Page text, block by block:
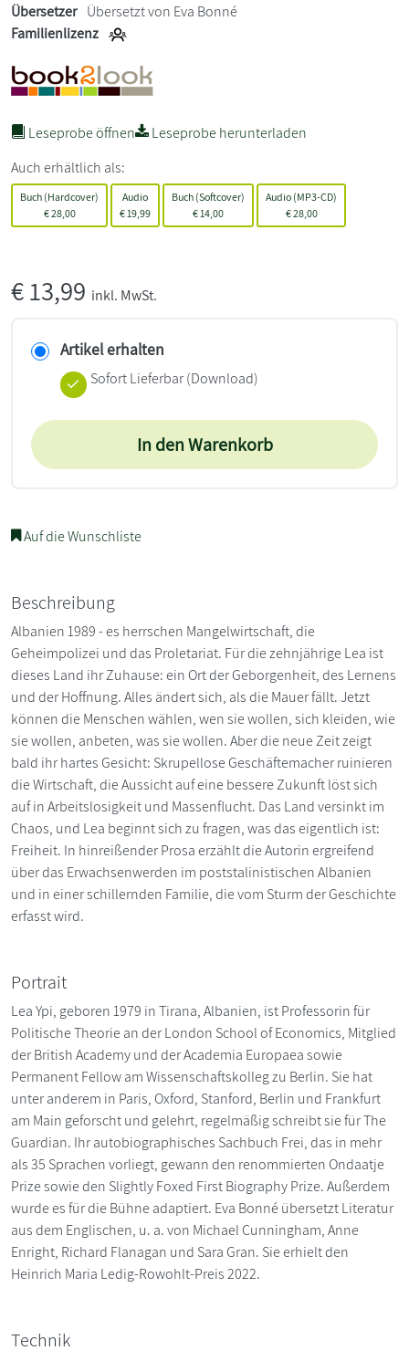
Übersetzer Übersetzt von Eva Bonné
Familienlizenz
Leseprobe öffnen
Leseprobe herunterladen
Auch erhältlich als:
Buch (Hardcover)
€28,00
Audio
€ 19,99
Buch (Softcover)
€ 14,00
Audio (MP3-CD)
€28,00
€13,99 inkl. MwSt.
Artikel erhalten
Sofort Lieferbar (Download)
In den Warenkorb
Auf die Wunschliste
Beschreibung
Albanien 1989 - es herrschen Mangelwirtschaft, die
Geheimpolizei und das Proletariat. Für die zehnjährige Lea ist
dieses Land ihr Zuhause: ein Ort der Geborgenheit, des Lernens
und der Hoffnung. Alles ändert sich, als die Mauer fällt. Jetzt
können die Menschen wählen, wen sie wollen, sich kleiden, wie
sie wollen, anbeten, was sie wollen. Aber die neue Zeit zeigt
bald ihr hartes Gesicht: Skrupellose Geschäftemacher ruinieren
die Wirtschaft, die Aussicht auf eine bessere Zukunft löst sich
auf in Arbeitslosigkeit und Massenflucht. Das Land versinkt im
Chaos, und Lea beginnt sich zu fragen, was das eigentlich ist:
Freiheit. In hinreißender Prosa erzählt die Autorin ergreifend
über das Erwachsenwerden im poststalinistischen Albanien
und in einer schillernden Familie, die vom Sturm der Geschichte
erfasst wird.
Portrait
Lea Ypi, geboren 1979 in Tirana, Albanien, ist Professorin für
Politische Theorie an der London School of Economics, Mitglied
der British Academy und der Academia Europaea sowie
Permanent Fellow am Wissenschaftskolleg zu Berlin. Sie hat
unter anderem in Paris, Oxford, Stanford, Berlin und Frankfurt
am Main geforscht und gelehrt, regelmäßig schreibt sie für The
Guardian. Ihr autobiographisches Sachbuch Frei, das in mehr
als 35 Sprachen vorliegt, gewann den renommierten Ondaatje
Prize sowie den Slightly Foxed First Biography Prize. Außerdem
wurde es für die Bühne adaptiert. Eva Bonné übersetzt Literatur
aus dem Englischen, u. a. von Michael Cunningham, Anne
Enright, Richard Flanagan und Sara Gran. Sie erhielt den
Heinrich Maria Ledig-Rowohlt-Preis 2022.
Technik